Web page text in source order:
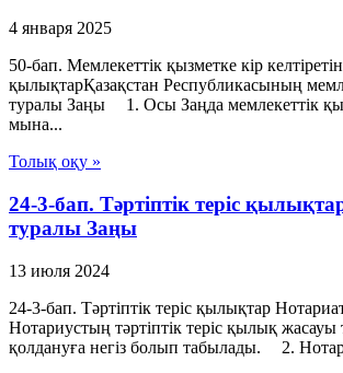
4 января 2025
50-бап. Мемлекеттік қызметке кір келтiретін
қылықтарҚазақстан Республикасының
туралы Заңы 1. Осы Заңда мемлекеттік
мына...
Толық оқу »
24-3-бап. Тәртіптік теріс
туралы Заңы
13 июля 2024
24-3-бап. Тәртіптік теріс қылықтар
Нотариустың тәртіптік теріс қылық жасауы
қолдануға негіз болып табылады. 2.